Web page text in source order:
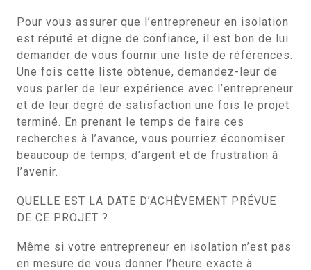
Pour vous assurer que l’entrepreneur en isolation
est réputé et digne de confiance, il est bon de lui
demander de vous fournir une liste de références.
Une fois cette liste obtenue, demandez-leur de
vous parler de leur expérience avec l’entrepreneur
et de leur degré de satisfaction une fois le projet
terminé. En prenant le temps de faire ces
recherches à l’avance, vous pourriez économiser
beaucoup de temps, d’argent et de frustration à
l’avenir.
QUELLE EST LA DATE D’ACHÈVEMENT PRÉVUE
DE CE PROJET ?
Même si votre entrepreneur en isolation n’est pas
en mesure de vous donner l’heure exacte à